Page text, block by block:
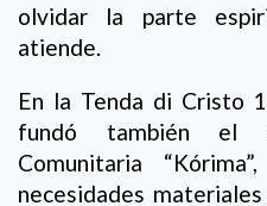
olvidar la parte
atiende.
En la Tenda di Cristo
fundó también el
Comunitaria
necesidades